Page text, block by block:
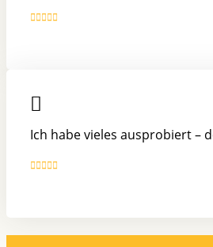
Ich habe vieles ausprobiert –